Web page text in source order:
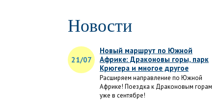
Новости
21/07
Новый маршрут по Южной
Африке: Драконовы горы, парк
Крюгера и многое другое
Расширяем направление по Южной
Африке! Поездка к Драконовым горам
уже в сентябре!